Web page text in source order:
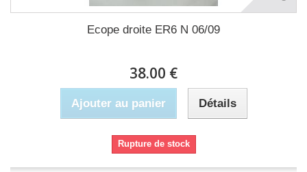
Ecope droite ER6 N 06/09
38.00 €
Ajouter au panier Détails
Rupture de stock